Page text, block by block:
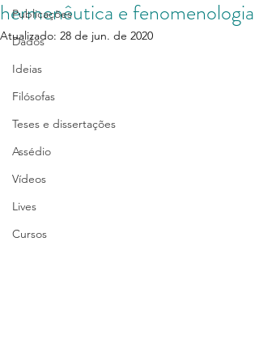
Publicações
Dados
Ideias
Filósofas
Teses e dissertações
Assédio
Vídeos
Lives
Cursos
hermenêutica e fenomenologia
Atualizado: 28 de jun. de 2020